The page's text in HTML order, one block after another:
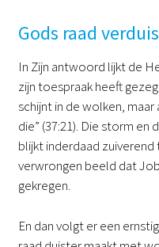
Gods raad
In Zijn antwoord lijkt de
zijn toespraak heeft
schijnt in de wolken, maar
die” (37:21). Die storm en
blijkt inderdaad
verwrongen beeld dat
gekregen.
En dan volgt er een